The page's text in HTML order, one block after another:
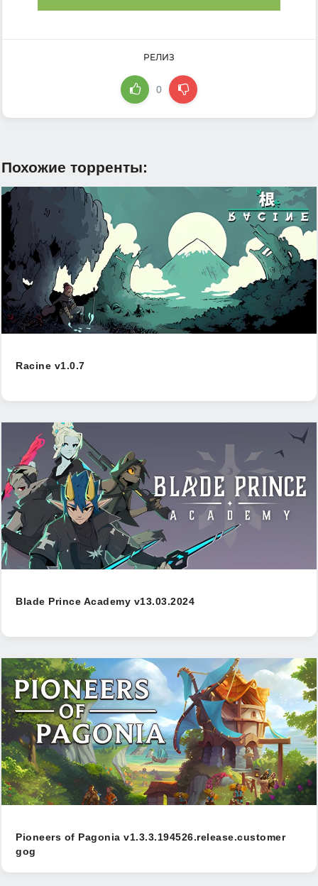
РЕЛИЗ
0
Похожие торренты:
Racine v1.0.7
Blade Prince Academy v13.03.2024
Pioneers of Pagonia v1.3.3.194526.release.customer
gog